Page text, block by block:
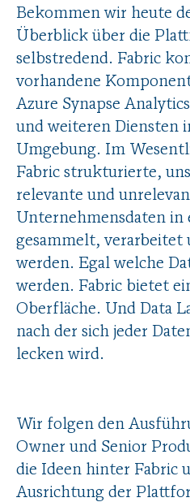
Bekommen wir heute
Überblick über die
selbstredend. Fabric
vorhandene
Azure Synapse
und weiteren Diensten
Umgebung. Im
Fabric strukturierte,
relevante und
Unternehmensdaten in
gesammelt, verarbeitet
werden. Egal welche
werden. Fabric bietet
Oberfläche. Und Data
nach der sich jeder
lecken wird.
Wir folgen den
Owner und Senior
die Ideen hinter Fabric
Ausrichtung der